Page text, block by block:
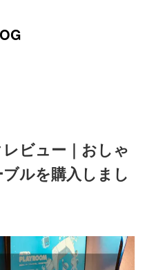
ビュー｜おしゃ
ルを購入しまし